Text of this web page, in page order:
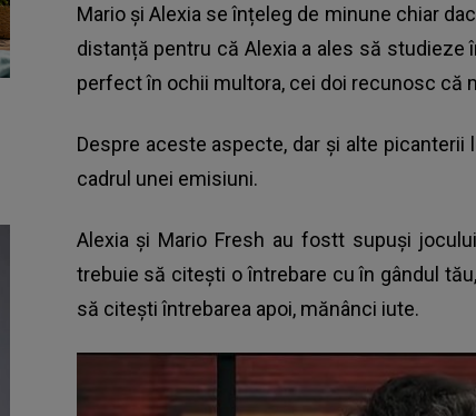
Mario și Alexia se înțeleg de minune chiar
distanță pentru că Alexia a ales să studieze
perfect în ochii multora, cei doi recunosc că
Despre aceste aspecte, dar și alte
cadrul unei emisiuni.
Alexia și Mario Fresh au fostt supuși
trebuie să citești o întrebare cu în gândul
să citești întrebarea apoi, mănânci iute.